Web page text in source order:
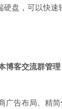
盘，可以快
博客交流群管
广告布局、精